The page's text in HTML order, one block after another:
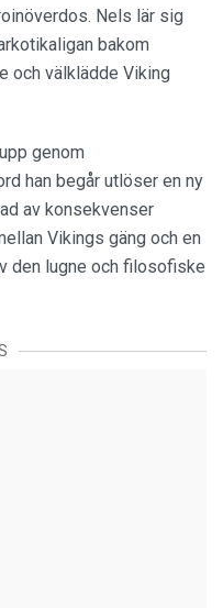
Nels lär sig
bakom
och välklädde Viking
genom
han begår utlöser en ny
av konsekvenser
Vikings gäng och en
den lugne och filosofiske